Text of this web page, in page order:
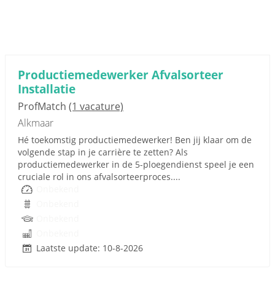
Productiemedewerker Afvalsorteer
Installatie
ProfMatch (1 vacature)
Alkmaar
Hé toekomstig productiemedewerker! Ben jij klaar om de
volgende stap in je carrière te zetten? Als
productiemedewerker in de 5-ploegendienst speel je een
cruciale rol in ons afvalsorteerproces....
Laatste update: 10-8-2026